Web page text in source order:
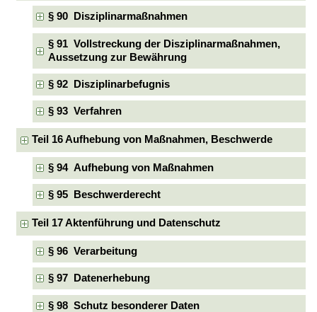
§ 90 Disziplinarmaßnahmen
§ 91 Vollstreckung der Disziplinarmaßnahmen,
Aussetzung zur Bewährung
§ 92 Disziplinarbefugnis
§ 93 Verfahren
Teil 16 Aufhebung von Maßnahmen, Beschwerde
§ 94 Aufhebung von Maßnahmen
§ 95 Beschwerderecht
Teil 17 Aktenführung und Datenschutz
§ 96 Verarbeitung
§ 97 Datenerhebung
§ 98 Schutz besonderer Daten